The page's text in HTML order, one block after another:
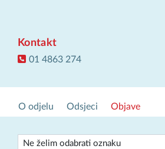
Kontakt
01 4863 274
O odjelu Odsjeci Objave